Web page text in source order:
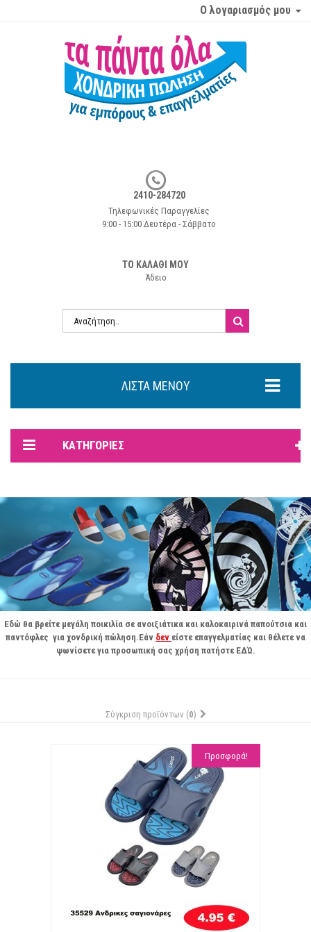
Ο λογαριασμός μου
2410-284720
Τηλεφωνικές Παραγγελίες
9:00 - 15:00 Δευτέρα - Σάββατο
ΤΟ ΚΑΛΑΘΙ ΜΟΥ
Άδειο
ΛΊΣΤΑ ΜΕΝΟΎ
ΚΑΤΗΓΟΡΊΕΣ
Εδώ θα βρείτε μεγάλη ποικιλία σε ανοιξιάτικα και καλοκαιρινά παπούτσια και
παντόφλες για χονδρική πώληση.Εάν δεν είστε επαγγελματίας και θέλετε να
ψωνίσετε για προσωπική σας χρήση πατήστε ΕΔΏ.
Σύγκριση προϊόντων (0)
Προσφορά!